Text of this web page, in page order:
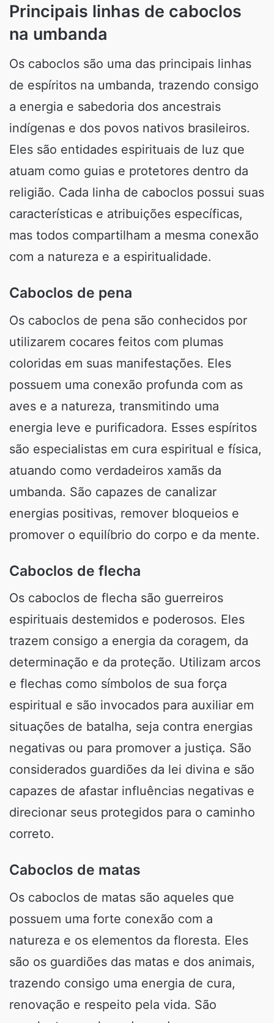
Principais linhas de caboclos
na umbanda
Os caboclos são uma das principais linhas
de espíritos na umbanda, trazendo consigo
a energia e sabedoria dos ancestrais
indígenas e dos povos nativos brasileiros.
Eles são entidades espirituais de luz que
atuam como guias e protetores dentro da
religião. Cada linha de caboclos possui suas
características e atribuições específicas,
mas todos compartilham a mesma conexão
com a natureza e a espiritualidade.
Caboclos de pena
Os caboclos de pena são conhecidos por
utilizarem cocares feitos com plumas
coloridas em suas manifestações. Eles
possuem uma conexão profunda com as
aves e a natureza, transmitindo uma
energia leve e purificadora. Esses espíritos
são especialistas em cura espiritual e física,
atuando como verdadeiros xamãs da
umbanda. São capazes de canalizar
energias positivas, remover bloqueios e
promover o equilíbrio do corpo e da mente.
Caboclos de flecha
Os caboclos de flecha são guerreiros
espirituais destemidos e poderosos. Eles
trazem consigo a energia da coragem, da
determinação e da proteção. Utilizam arcos
e flechas como símbolos de sua força
espiritual e são invocados para auxiliar em
situações de batalha, seja contra energias
negativas ou para promover a justiça. São
considerados guardiões da lei divina e são
capazes de afastar influências negativas e
direcionar seus protegidos para o caminho
correto.
Caboclos de matas
Os caboclos de matas são aqueles que
possuem uma forte conexão com a
natureza e os elementos da floresta. Eles
são os guardiões das matas e dos animais,
trazendo consigo uma energia de cura,
renovação e respeito pela vida. São